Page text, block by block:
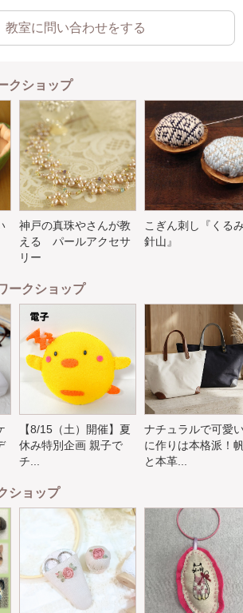
教室に問い合わせをする
クショップ
神戸の真珠やさんが教
える パールアクセサ
リー
こぎん刺し『くる
針山』
ークショップ
【8/15（土）開催】夏
休み特別企画 親子で
チ...
ナチュラルで可愛
に作りは本格派！
と本革...
ショップ